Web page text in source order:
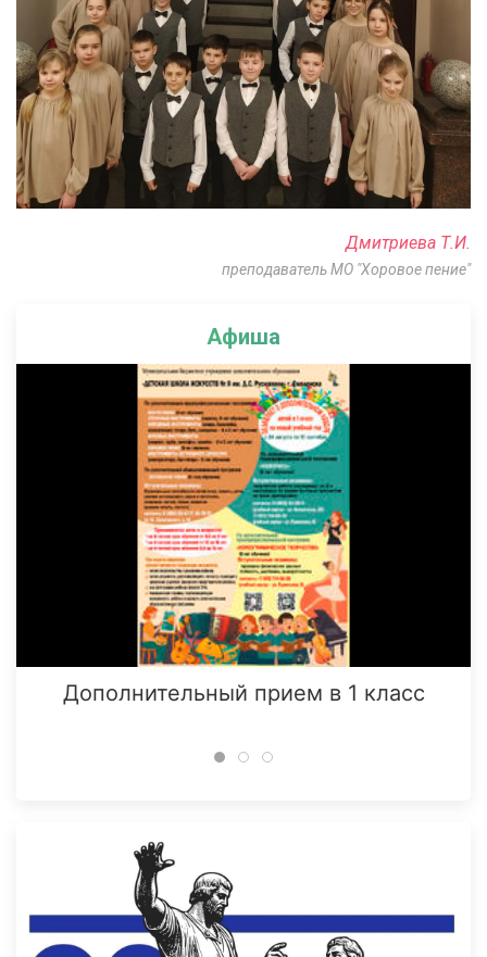
Афиша
Дополнительный прием в 1 класс
Дмитриева Т.И.
преподаватель МО "Хоровое пение"